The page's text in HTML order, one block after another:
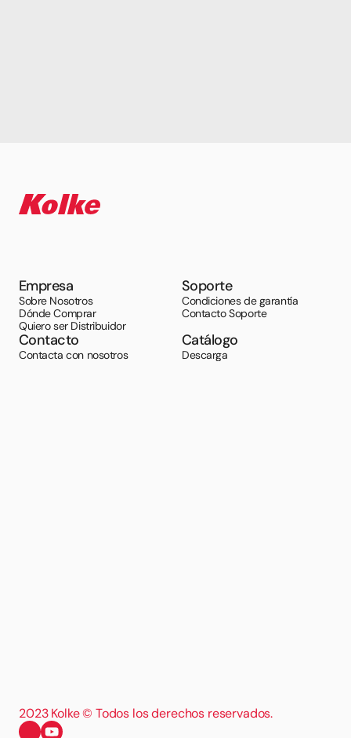
Empresa
Sobre Nosotros
Dónde Comprar
Quiero ser Distribuidor
Soporte
Condiciones de garantía
Contacto Soporte
Contacto
Contacta con nosotros
Catálogo
Descarga
2023 Kolke © Todos los derechos reservados.